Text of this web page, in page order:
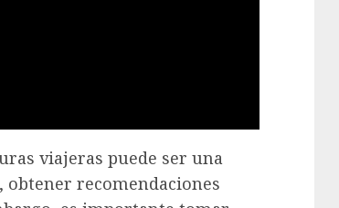
viajeras puede ser una
obtener recomendaciones